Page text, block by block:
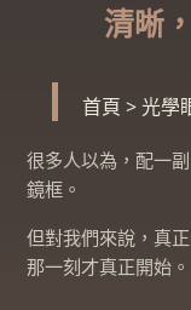
清晰
首頁 > 光學
很多人以為，配一
鏡框。
但對我們來說，真
那一刻才真正開始。